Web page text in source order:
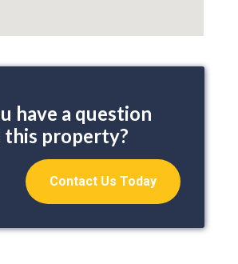
have a question
this property?
Contact Us Today